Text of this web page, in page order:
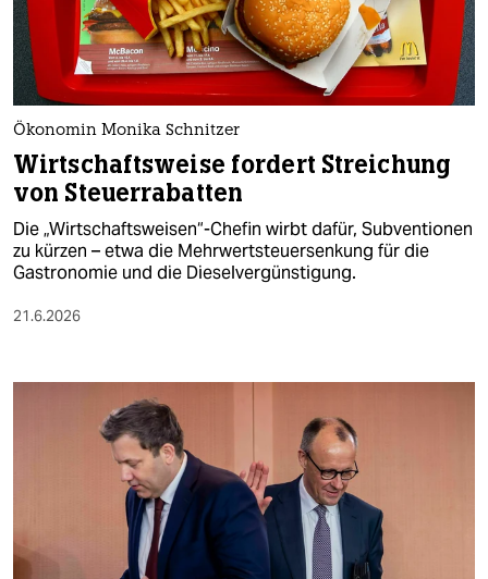
nord
wahrheit
verlag
verlag
veranstaltungen
shop
fragen & hilfe
genossenschaft
Ökonomin Monika Schnitzer
Wirtschaftsweise fordert Streichung
von Steuerrabatten
Die „Wirtschaftsweisen“-Chefin wirbt dafür, Subventionen
zu kürzen – etwa die Mehrwertsteuersenkung für die
Gastronomie und die Dieselvergünstigung.
21.6.2026